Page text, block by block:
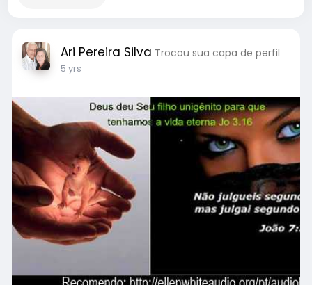
Ari Pereira Silva Trocou sua capa de perfil
5 yrs